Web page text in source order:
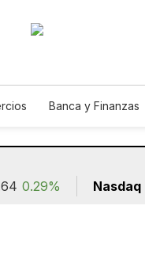
Banca y Finanzas
0.29% Nasdaq